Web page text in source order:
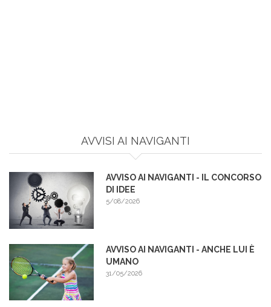
AVVISI AI NAVIGANTI
AVVISO AI NAVIGANTI - IL CONCORSO
DI IDEE
5/08/2026
AVVISO AI NAVIGANTI - ANCHE LUI È
UMANO
31/05/2026